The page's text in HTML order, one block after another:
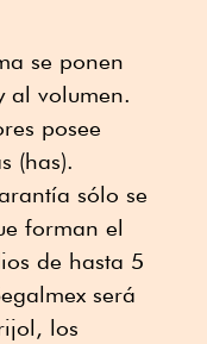
se ponen
al volumen.
posee
(has).
sólo se
forman el
de hasta 5
será
los